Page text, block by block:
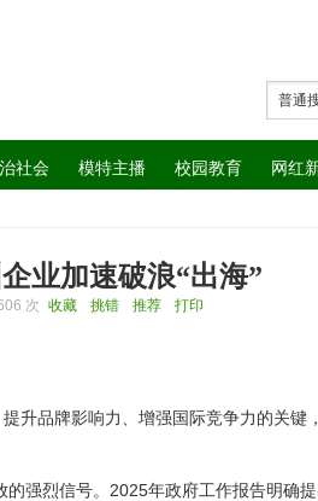
普通
社会 模特主播 校园教育 网红
业加速破浪“出海”
次 收藏 挑错 推荐 打印
升品牌影响力、增强国际竞争力的关键
强烈信号。2025年政府工作报告明确